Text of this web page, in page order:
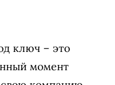
ключ – это
момент